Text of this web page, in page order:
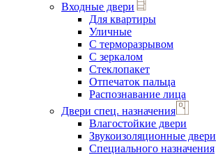
Входные двери
Для квартиры
Уличные
С терморазрывом
С зеркалом
Стеклопакет
Отпечаток пальца
Распознавание лица
Двери спец. назначения
Влагостойкие двери
Звукоизоляционные двери
Специального назначения